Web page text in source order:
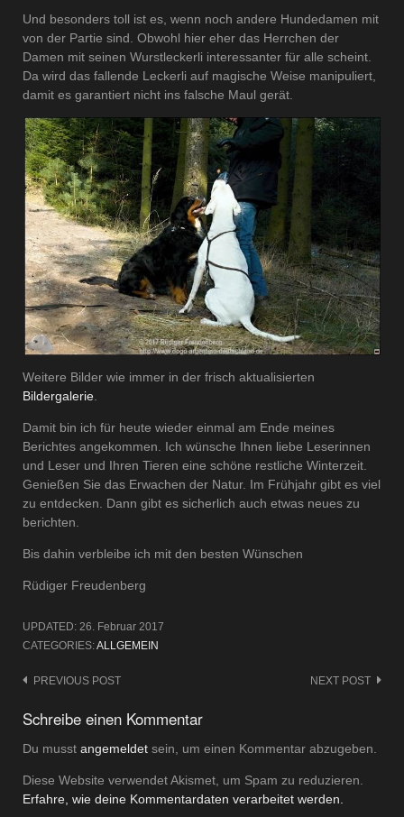
Und besonders toll ist es, wenn noch andere Hundedamen mit
von der Partie sind. Obwohl hier eher das Herrchen der
Damen mit seinen Wurstleckerli interessanter für alle scheint.
Da wird das fallende Leckerli auf magische Weise manipuliert,
damit es garantiert nicht ins falsche Maul gerät.
Weitere Bilder wie immer in der frisch aktualisierten
Bildergalerie
Damit bin ich für heute wieder einmal am Ende meines
Berichtes angekommen. Ich wünsche Ihnen liebe Leserinnen
und Leser und Ihren Tieren eine schöne restliche Winterzeit.
Genießen Sie das Erwachen der Natur. Im Frühjahr gibt es viel
zu entdecken. Dann gibt es sicherlich auch etwas neues zu
berichten.
Bis dahin verbleibe ich mit den besten Wünschen
Rüdiger Freudenberg
UPDATED: 26. Februar 2017
CATEGORIES:ALLGEMEIN
Post
navigation
PREVIOUS POST NEXT POST
Schreibe einen Kommentar
Du musst angemeldet sein, um einen Kommentar abzugeben.
Diese Website verwendet Akismet, um Spam zu reduzieren.
Erfahre, wie deine Kommentardaten verarbeitet werden.